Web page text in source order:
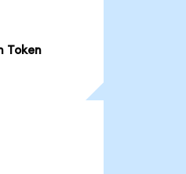
Token